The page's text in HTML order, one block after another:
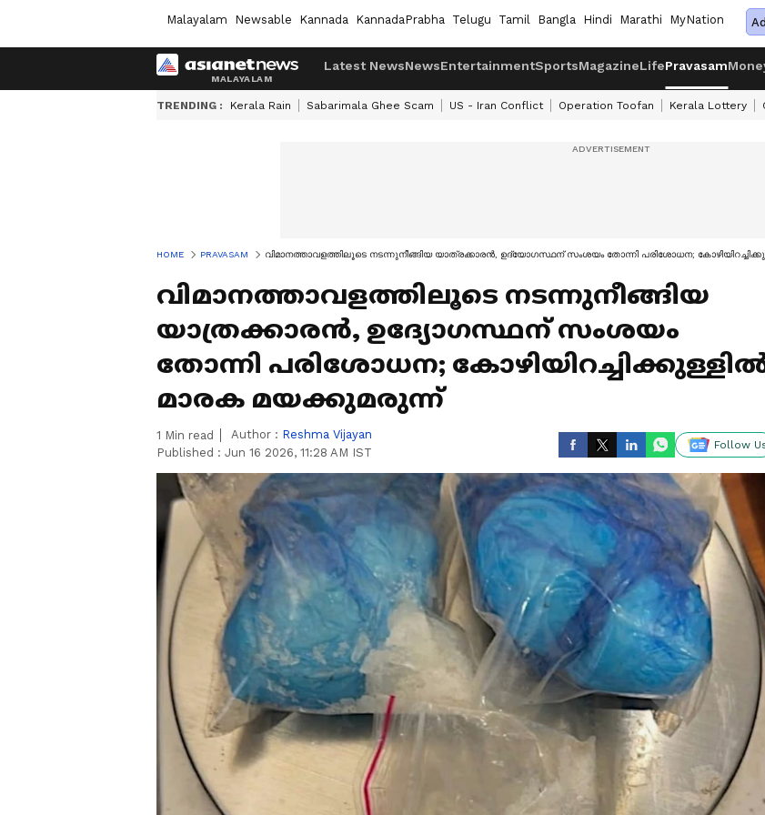
Malayalam Newsable Kannada KannadaPrabha Telugu Tamil Bangla Hindi Marathi MyNation
Latest NewsNewsEntertainmentSportsMagazineLifePravasam
TRENDING : Kerala Rain Sabarimala Ghee Scam US - Iran Conflict Operation Toofan Kerala Lottery
HOME PRAVASAM വിമാനത്താവളത്തിലൂടെ നടന്നുനീങ്ങിയ യാത്രക്കാരൻ, ഉദ്യോഗസ്ഥന് സംശയം തോന്നി പരിശോധന;
വിമാനത്താവളത്തിലൂടെ നടന്നുനീങ്ങിയ
യാത്രക്കാരൻ, ഉദ്യോഗസ്ഥന് സംശയം
തോന്നി പരിശോധന;
മാരക മയക്കുമരുന്ന്
1 Min read Author : Reshma Vijayan
Published : Jun 16 2026, 11:28 AM IST
Follow